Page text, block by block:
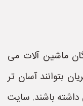
ماشین آلات می
بتوانند آسان تر
باشند. سایت